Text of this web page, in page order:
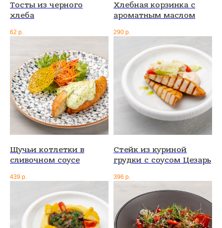
Тосты из черного
хлеба
62 р.
Хлебная корзинка с
ароматным маслом
290 р.
Щучьи котлетки в
сливочном соусе
439 р.
Стейк из куриной
грудки с соусом Цезарь
396 р.